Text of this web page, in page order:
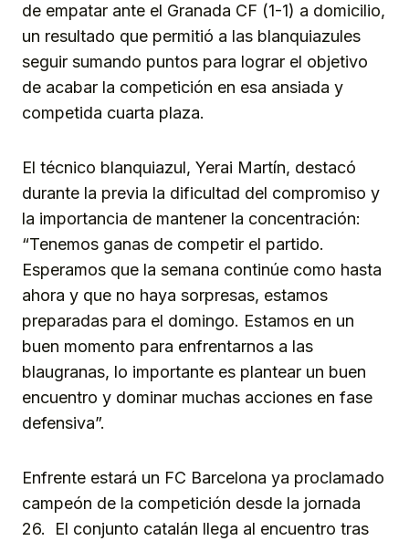
de empatar ante el Granada CF (1-1) a domicilio,
un resultado que permitió a las blanquiazules
seguir sumando puntos para lograr el objetivo
de acabar la competición en esa ansiada y
competida cuarta plaza.
El técnico blanquiazul, Yerai Martín, destacó
durante la previa la dificultad del compromiso y
la importancia de mantener la concentración:
“Tenemos ganas de competir el partido.
Esperamos que la semana continúe como hasta
ahora y que no haya sorpresas, estamos
preparadas para el domingo. Estamos en un
buen momento para enfrentarnos a las
blaugranas, lo importante es plantear un buen
encuentro y dominar muchas acciones en fase
defensiva”.
Enfrente estará un FC Barcelona ya proclamado
campeón de la competición desde la jornada
26. El conjunto catalán llega al encuentro tras